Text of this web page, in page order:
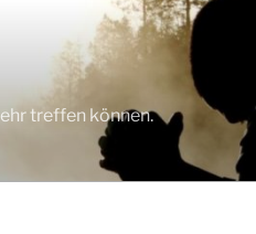
treffen können.